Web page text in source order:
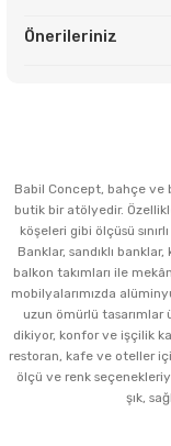
Önerileriniz
Babil Concept, bahçe
butik bir atölyedir.
köşeleri gibi ölçüsü
Banklar, sandıklı
balkon takımları ile
mobilyalarımızda
uzun ömürlü
dikiyor, konfor ve işçilik
restoran, kafe ve oteller
ölçü ve renk
şık,